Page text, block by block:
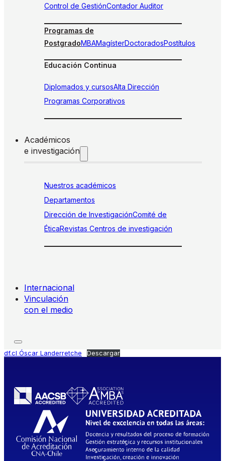
Control de GestiónContador Auditor
Programas de
PostgradoMBAMagísterDoctoradosPostítulos
Educación Continua
Diplomados y cursosAlta Dirección
Programas Corporativos
Académicos
e investigación
Nuestros académicos
Departamentos
Dirección de InvestigaciónComité de
ÉticaRevistas Centros de investigación
Internacional
Vinculación
con el medio
df.cl Óscar Landerretche Descargar